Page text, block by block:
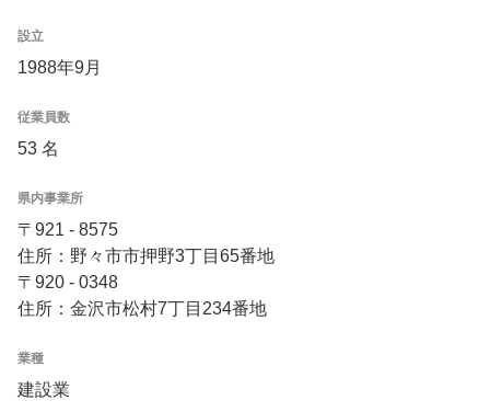
設立
1988年9月
従業員数
53 名
県内事業所
〒921 - 8575
住所：野々市市押野3丁目65番地
〒920 - 0348
住所：金沢市松村7丁目234番地
業種
建設業